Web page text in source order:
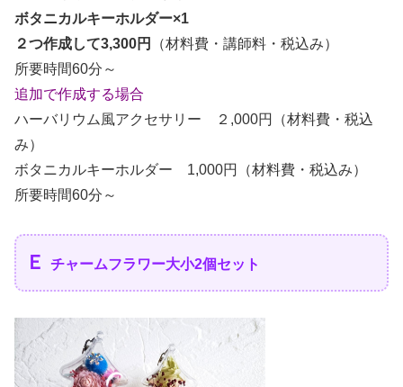
ボタニカルキーホルダー×1
２つ作成して3,300円
（材料費・講師料・税込み）
所要時間60分～
追加で作成する場合
ハーバリウム風アクセサリー ２,000円（材料費・税込
み）
ボタニカルキーホルダー 1,000円（材料費・税込み）
所要時間60分～
Ｅ チャームフラワー大小2個セット